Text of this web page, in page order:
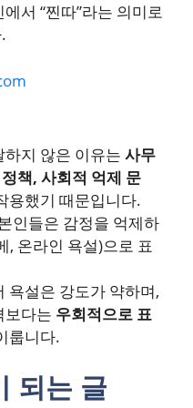
서 “찐따”라는 의미로
지 않은 이유는 사무
책, 사회적 억제 문
용했기 때문입니다.
인들은 감정을 억제하
, 온라인 욕설)으로 표
욕설은 강도가 약하며,
보다는 우회적으로 표
룹니다.
되는 글